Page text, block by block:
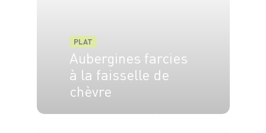
PLAT
Aubergines farcies
à la faisselle de
chèvre